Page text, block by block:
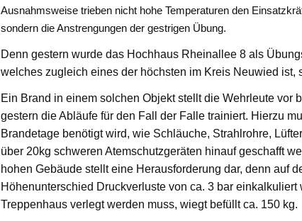
Ausnahmsweise trieben nicht hohe Temperaturen den
sondern die Anstrengungen der gestrigen Übung.
Denn gestern wurde das Hochhaus Rheinallee 8 als
welches zugleich eines der höchsten im Kreis Neuwied ist,
Ein Brand in einem solchen Objekt stellt die Wehrleute vor
gestern die Abläufe für den Fall der Falle trainiert. Hierzu
Brandetage benötigt wird, wie Schläuche, Strahlrohre,
über 20kg schweren Atemschutzgeräten hinauf geschafft
hohen Gebäude stellt eine Herausforderung dar, denn auf
Höhenunterschied Druckverluste von ca. 3 bar
Treppenhaus verlegt werden muss, wiegt befüllt ca. 150 kg.